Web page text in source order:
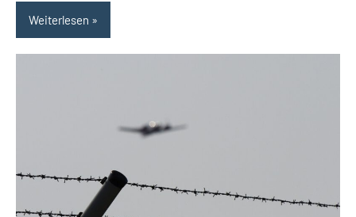
Weiterlesen